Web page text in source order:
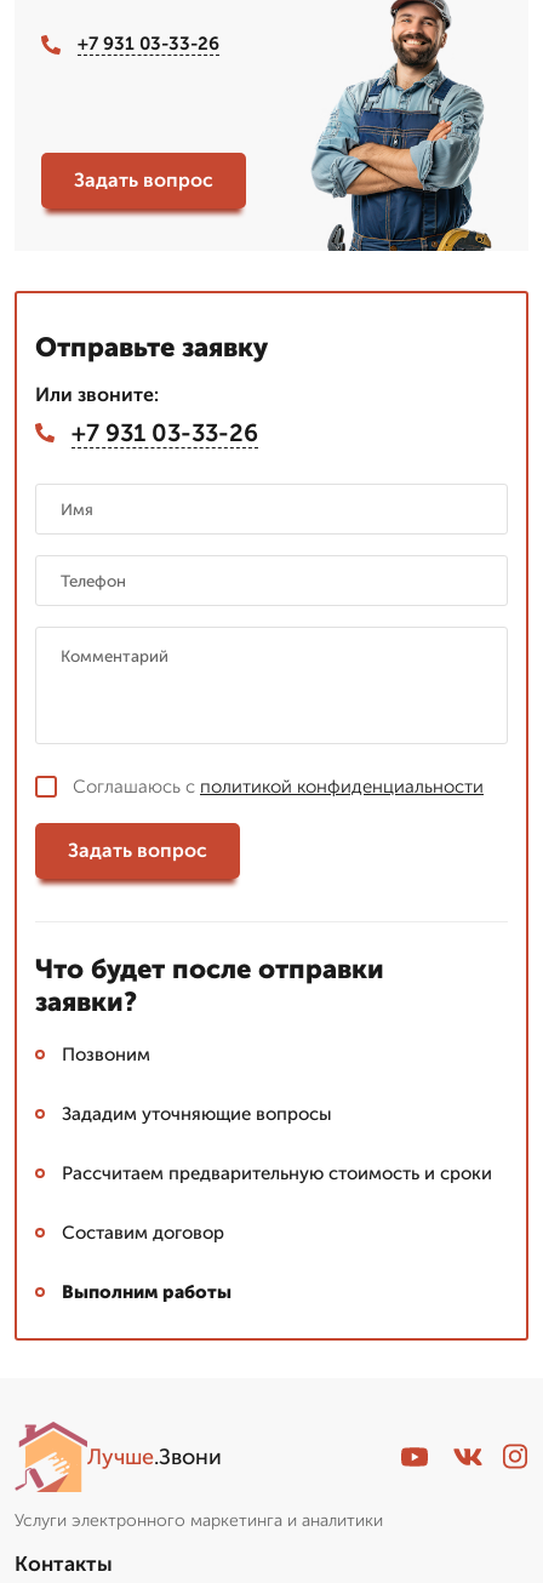
+7 931 03-33-26
Задать вопрос
Отправьте заявку
Или звоните:
+7 931 03-33-26
Соглашаюсь с политикой конфиденциальности
Задать вопрос
Что будет после отправки
заявки?
Позвоним
Зададим уточняющие вопросы
Рассчитаем предварительную стоимость и сроки
Составим договор
Выполним работы
Лучше.Звони
Услуги электронного маркетинга и аналитики
Контакты